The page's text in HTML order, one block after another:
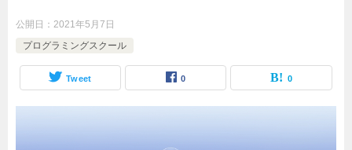
公開日： 2021年5月7日
プログラミングスクール
Tweet 0 0